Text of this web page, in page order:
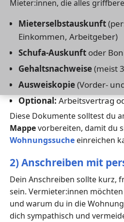
Mieter:innen, die alles
Mieterselbstauskunft
Einkommen, Arbeitgeber)
Schufa-Auskunftoder
Gehaltsnachweise(meist
Ausweiskopie(Vorder-
Optional:Arbeitsvertrag
Diese Dokumente solltest du
Mappevorbereiten, damit du
Wohnungssuche einreichen
2) Anschreiben mit
Dein Anschreiben sollte kurz,
sein. Vermieter:innen
und warum du in die
dich sympathisch und